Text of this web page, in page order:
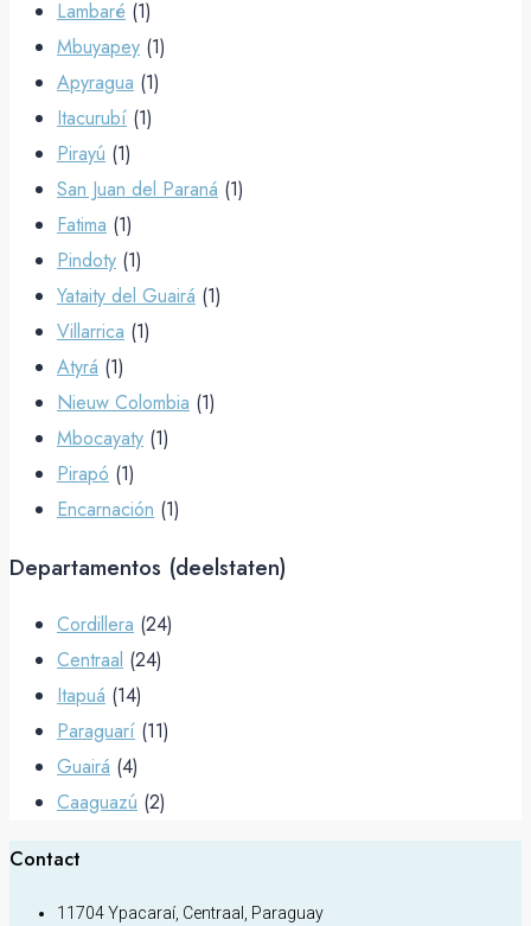
Lambaré (1)
Mbuyapey (1)
Apyragua (1)
Itacurubí (1)
Pirayú (1)
San Juan del Paraná (1)
Fatima (1)
Pindoty (1)
Yataity del Guairá (1)
Villarrica (1)
Atyrá (1)
Nieuw Colombia (1)
Mbocayaty (1)
Pirapó (1)
Encarnación (1)
Departamentos (deelstaten)
Cordillera (24)
Centraal (24)
Itapuá (14)
Paraguarí (11)
Guairá (4)
Caaguazú (2)
Contact
11704 Ypacaraí, Centraal, Paraguay